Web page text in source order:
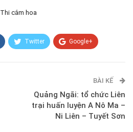
Thi cắm hoa
Twitter Google+
BÀI KẾ
Quảng Ngãi: tổ chức Liên
trại huấn luyện A Nô Ma –
Ni Liên – Tuyết Sơn